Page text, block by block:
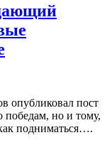
опубликовал пост
победам, но и тому,
подниматься….